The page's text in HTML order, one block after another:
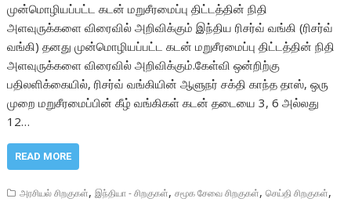
முன்மொழியப்பட்ட கடன் மறுசீரமைப்பு திட்டத்தின் நிதி
அளவுருக்களை விரைவில் அறிவிக்கும் இந்திய ரிசர்வ் வங்கி (ரிசர்வ்
வங்கி) தனது முன்மொழியப்பட்ட கடன் மறுசீரமைப்பு திட்டத்தின் நிதி
அளவுருக்களை விரைவில் அறிவிக்கும்.கேள்வி ஒன்றிற்கு
பதிலளிக்கையில், ரிசர்வ் வங்கியின் ஆளுநர் சக்தி காந்த தாஸ், ஒரு
முறை மறுசீரமைப்பின் கீழ் வங்கிகள் கடன் தடையை 3, 6 அல்லது
12…
READ MORE
அரசியல் சிறகுகள்,இந்தியா - சிறகுகள்,சமூக சேவை சிறகுகள்,செய்தி சிறகுகள்,